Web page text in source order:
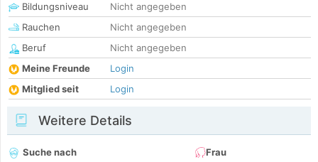
Bildungsniveau
Nicht angegeben
Rauchen
Nicht angegeben
Beruf
Nicht angegeben
Meine Freunde
Login
Mitglied seit
Login
Weitere Details
Suche nach
Frau